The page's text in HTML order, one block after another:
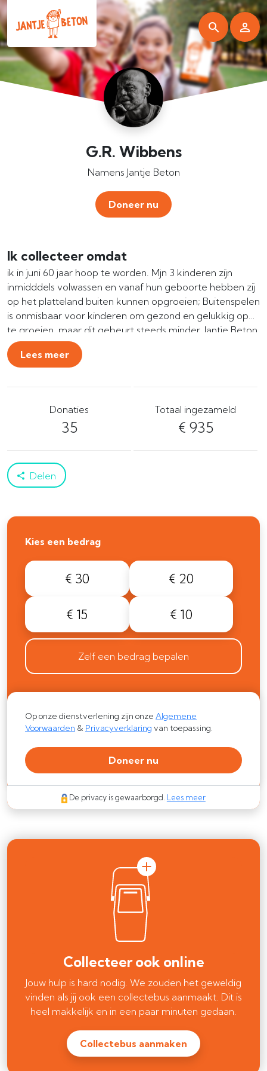
G.R. Wibbens
Namens Jantje Beton
Doneer nu
Ik collecteer omdat
ik in juni 60 jaar hoop te worden. Mjn 3 kinderen zijn
inmidddels volwassen en vanaf hun geboorte hebben zij
op het platteland buiten kunnen opgroeien; Buitenspelen
is onmisbaar voor kinderen om gezond en gelukkig op
te groeien, maar dit gebeurt steeds minder. Jantje Beton
helpt kinderen weer naar buiten, ook bij jou in de buurt.
Want elkaar fysiek ontmoeten is van jongs af aan beter
hebben.
Lees meer
Donaties
35
Totaal ingezameld
€ 935
Delen
Kies een bedrag
€ 30 € 20
€ 15 € 10
Zelf een bedrag bepalen
Op onze dienstverlening zijn onze Algemene
Voorwaarden & Privacyverklaring van toepassing.
Doneer nu
De privacy is gewaarborgd. Lees meer
Collecteer ook online
Jouw hulp is hard nodig. We zouden het geweldig
vinden als jij ook een collectebus aanmaakt. Dit is
heel makkelijk en in een paar minuten gedaan.
Collectebus aanmaken